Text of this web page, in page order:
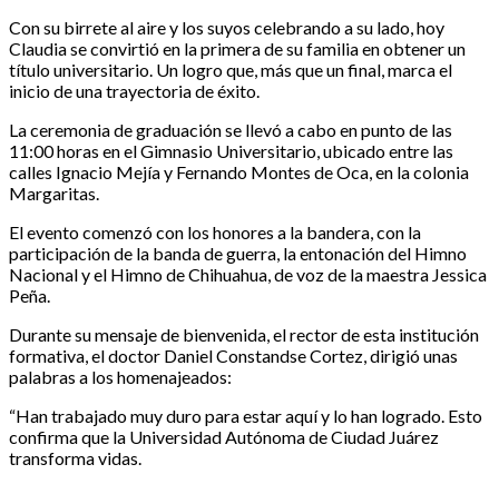
Con su birrete al aire y los suyos celebrando a su lado, hoy
Claudia se convirtió en la primera de su familia en obtener un
título universitario. Un logro que, más que un final, marca el
inicio de una trayectoria de éxito.
La ceremonia de graduación se llevó a cabo en punto de las
11:00 horas en el Gimnasio Universitario, ubicado entre las
calles Ignacio Mejía y Fernando Montes de Oca, en la colonia
Margaritas.
El evento comenzó con los honores a la bandera, con la
participación de la banda de guerra, la entonación del Himno
Nacional y el Himno de Chihuahua, de voz de la maestra Jessica
Peña.
Durante su mensaje de bienvenida, el rector de esta institución
formativa, el doctor Daniel Constandse Cortez, dirigió unas
palabras a los homenajeados:
“Han trabajado muy duro para estar aquí y lo han logrado. Esto
confirma que la Universidad Autónoma de Ciudad Juárez
transforma vidas.